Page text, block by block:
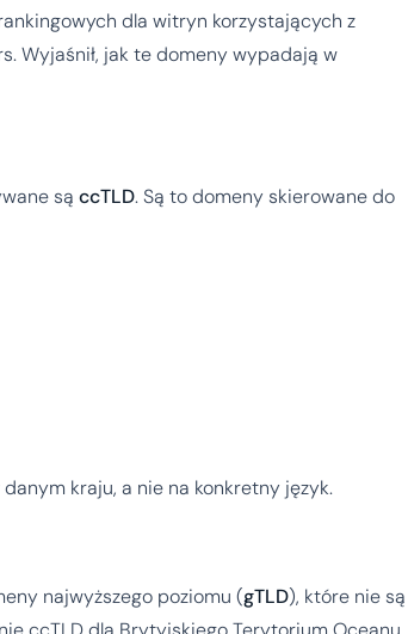
dla witryn korzystających z
Wyjaśnił, jak te domeny wypadają w
są ccTLD. Są to domeny skierowane do
kraju, a nie na konkretny język.
najwyższego poziomu (gTLD), które nie są